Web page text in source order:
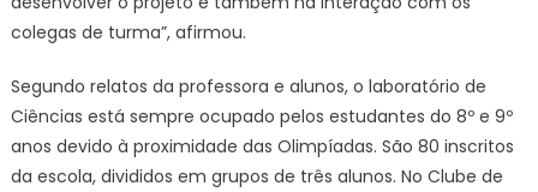
colegas de turma”, afirmou.
Segundo relatos da professora e alunos, o laboratório de
Ciências está sempre ocupado pelos estudantes do 8º e 9º
anos devido à proximidade das Olimpíadas. São 80 inscritos
da escola, divididos em grupos de três alunos. No Clube de